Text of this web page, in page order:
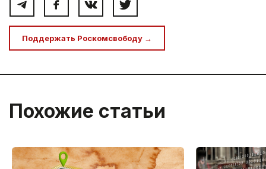
Поддержать Роскомсвободу →
Похожие статьи